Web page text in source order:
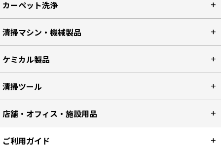
カーペット洗浄
清掃マシン・機械製品
ケミカル製品
清掃ツール
店舗・オフィス・施設用品
ご利用ガイド